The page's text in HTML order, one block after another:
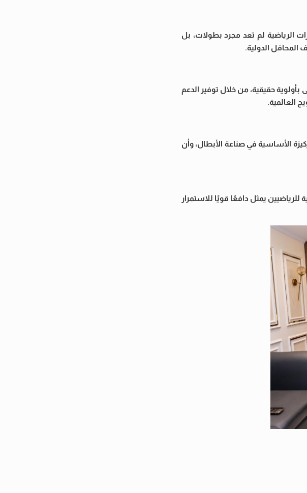
الرياضية لم تعد مجرد بطولات، بل
المحافل الدولية.
حقيقية، من خلال توفير الدعم
العالمية.
الأساسية في صناعة الأبطال، وأن
للرياضيين يمثل دافعًا قويًا للاستمرار